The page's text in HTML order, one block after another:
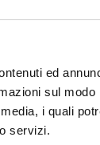
ed
sul
i quali
servizi.